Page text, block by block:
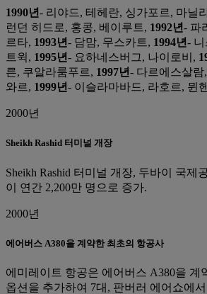
1990년- 리야드, 테헤란, 싱가포르, 마닐
런던 히드로, 홍콩, 베이루트, 1992년- 파
르타, 1993년- 담맘, 무스카트, 1994년- 니
트윅, 1995년- 요하네스버그, 나이로비,
른, 쿠알라룸푸르, 1997년- 다르에스살람,
와르, 1999년- 이슬라마바드, 라호르, 뮌헨
2000년
Sheikh Rashid 터미널 개장
Sheikh Rashid 터미널 개장, 두바이 국제
이 연간 2,200만 명으로 증가.
2000년
에어버스 A380을 계약한 최초의 항공사
에미레이트 항공은 에어버스 A380을 계
옵션을 추가하여 7대, 판버러 에어쇼에